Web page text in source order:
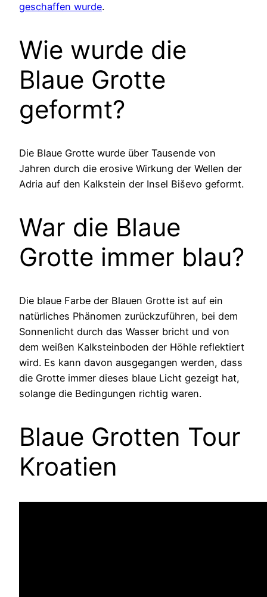
geschaffen wurde.
Wie wurde die
Blaue Grotte
geformt?
Die Blaue Grotte wurde über Tausende von
Jahren durch die erosive Wirkung der Wellen der
Adria auf den Kalkstein der Insel Biševo geformt.
War die Blaue
Grotte immer blau?
Die blaue Farbe der Blauen Grotte ist auf ein
natürliches Phänomen zurückzuführen, bei dem
Sonnenlicht durch das Wasser bricht und von
dem weißen Kalksteinboden der Höhle reflektiert
wird. Es kann davon ausgegangen werden, dass
die Grotte immer dieses blaue Licht gezeigt hat,
solange die Bedingungen richtig waren.
Blaue Grotten Tour
Kroatien